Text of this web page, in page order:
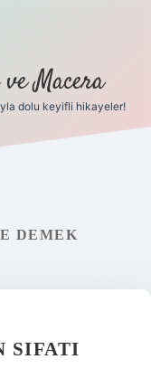
Macera
dolu keyifli hikayeler!
DEMEK
SIFATI